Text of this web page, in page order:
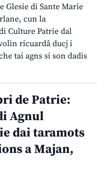
Glesie di Sante Marie
cun la
Culture Patrie dal
ricuardâ ducj i
tai agns si son dadis
de Patrie:
Agnul
dai taramots
a Majan,